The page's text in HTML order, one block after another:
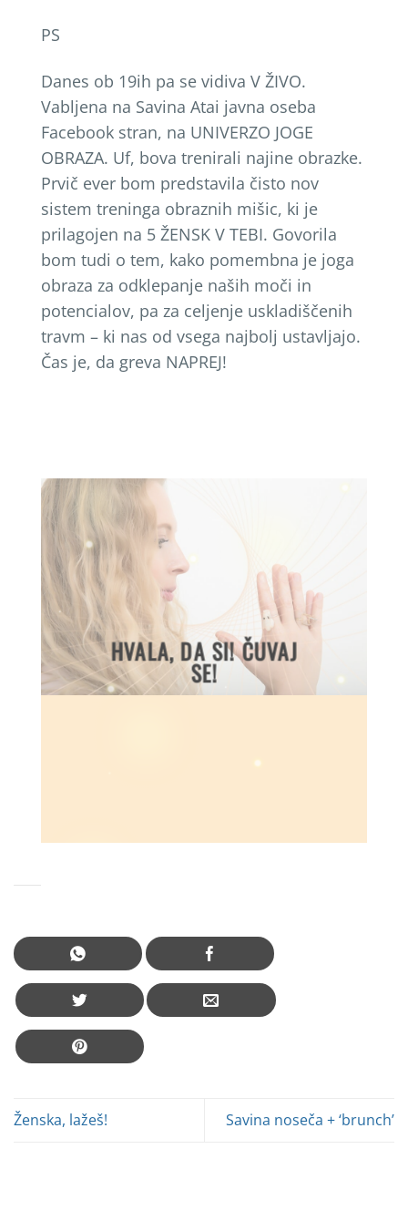
PS
Danes ob 19ih pa se vidiva V ŽIVO.
Vabljena na Savina Atai javna oseba
Facebook stran, na UNIVERZO JOGE
OBRAZA. Uf, bova trenirali najine obrazke.
Prvič ever bom predstavila čisto nov
sistem treninga obraznih mišic, ki je
prilagojen na 5 ŽENSK V TEBI. Govorila
bom tudi o tem, kako pomembna je joga
obraza za odklepanje naših moči in
potencialov, pa za celjenje uskladiščenih
travm – ki nas od vsega najbolj ustavljajo.
Čas je, da greva NAPREJ!
HVALA, DA SI! ČUVAJ
SE!
Ženska, lažeš! Savina noseča + ‘brunch’